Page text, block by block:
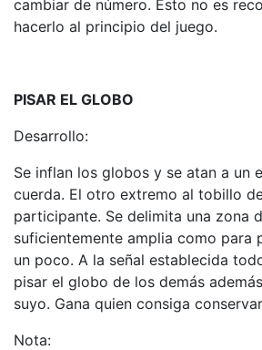
cambiar de número. Esto no es
hacerlo al principio del juego.
PISAR EL GLOBO
Desarrollo:
Se inflan los globos y se atan a un
cuerda. El otro extremo al tobillo
participante. Se delimita una zona
suficientemente amplia como para
un poco. A la señal establecida
pisar el globo de los demás
suyo. Gana quien consiga
Nota: